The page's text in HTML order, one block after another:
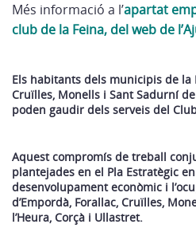
Més informació a l’apartat
club de la Feina, del web de
Els habitants dels municipis de la
Cruïlles, Monells i Sant Sadurní
poden gaudir dels serveis del
Aquest compromís de treball
plantejades en el Pla Estratègic
desenvolupament econòmic i
d’Empordà, Forallac, Cruïlles,
l’Heura, Corçà i Ullastret.